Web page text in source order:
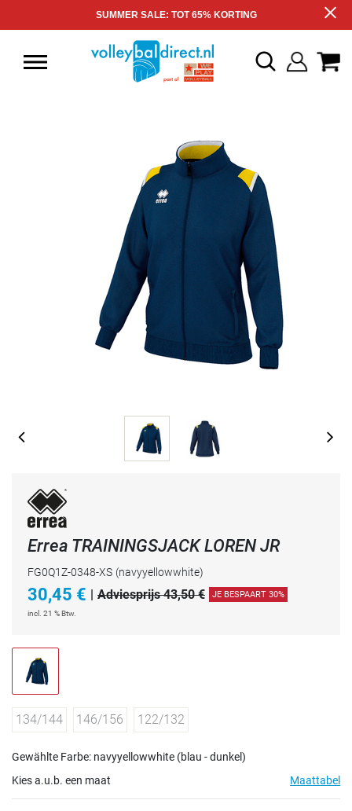
SUMMER SALE: TOT 65% KORTING
Errea TRAININGSJACK LOREN JR
FG0Q1Z-0348-XS (navyyellowwhite)
30,45 € | Adviesprijs 43,50 € JE BESPAART 30%
incl. 21 % Btw.
134/144 146/156 122/132
Gewählte Farbe: navyyellowwhite (blau - dunkel)
Kies a.u.b. een maat
Maattabel